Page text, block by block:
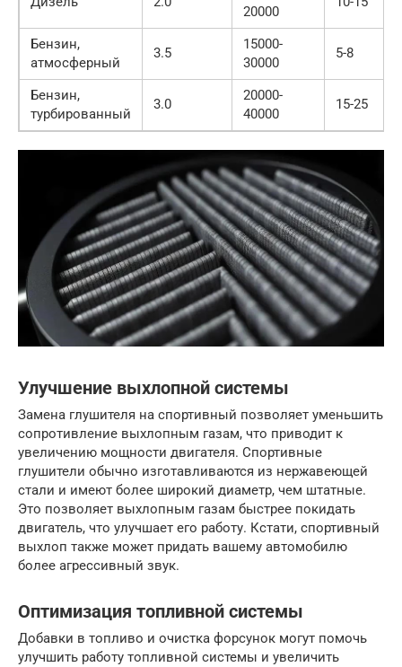
20000
Бензин,
атмосферный
3.5
15000-
30000
5-8
Бензин,
турбированный
3.0
20000-
40000
15-25
Улучшение выхлопной системы
Замена глушителя на спортивный позволяет уменьшить
сопротивление выхлопным газам, что приводит к
увеличению мощности двигателя. Спортивные
глушители обычно изготавливаются из нержавеющей
стали и имеют более широкий диаметр, чем штатные.
Это позволяет выхлопным газам быстрее покидать
двигатель, что улучшает его работу. Кстати, спортивный
выхлоп также может придать вашему автомобилю
более агрессивный звук.
Оптимизация топливной системы
Добавки в топливо и очистка форсунок могут помочь
улучшить работу топливной системы и увеличить